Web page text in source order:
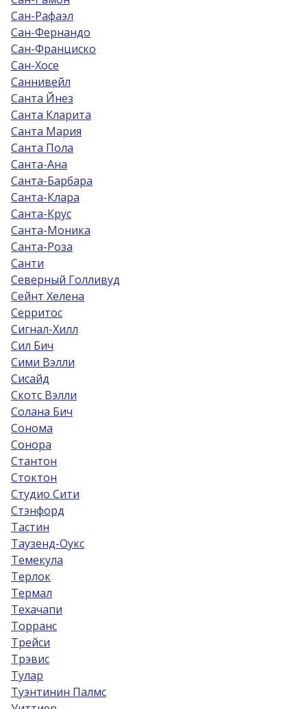
Сан-Рафаэл
Сан-Фернандо
Сан-Франциско
Сан-Хосе
Саннивейл
Санта Йнез
Санта Кларита
Санта Мария
Санта Пола
Санта-Ана
Санта-Барбара
Санта-Клара
Санта-Крус
Санта-Моника
Санта-Роза
Санти
Северный Голливуд
Сейнт Хелена
Серритос
Сигнал-Хилл
Сил Бич
Сими Вэлли
Сисайд
Скотс Вэлли
Солана Бич
Сонома
Сонора
Стантон
Стоктон
Студио Сити
Стэнфорд
Тастин
Таузенд-Оукс
Темекула
Терлок
Термал
Техачапи
Торранс
Трейси
Трэвис
Тулар
Туэнтинин Палмс